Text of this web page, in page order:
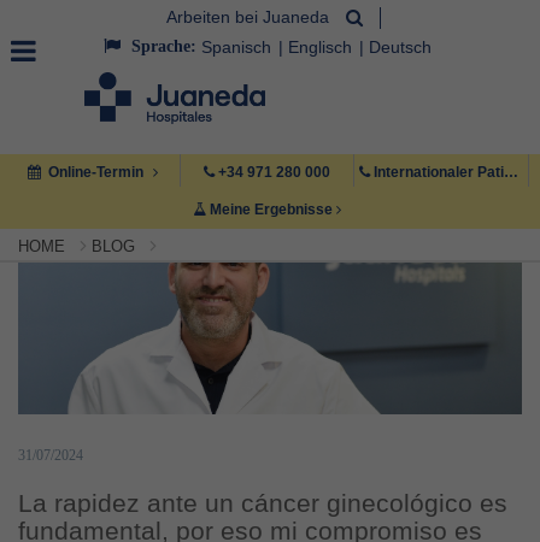
Arbeiten bei Juaneda
Sprache: Spanisch Englisch Deutsch
Online-Termin +34 971 280 000 Internationaler Patient +34 971 222 222
Meine Ergebnisse
HOME BLOG
31/07/2024
La rapidez ante un cáncer ginecológico es
fundamental, por eso mi compromiso es